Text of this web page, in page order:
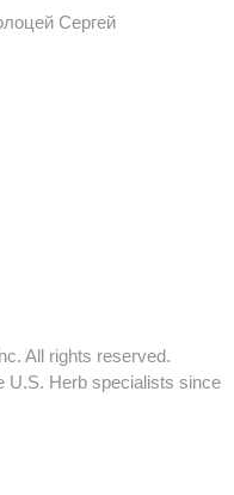
Сергей
All rights reserved.
U.S. Herb specialists since